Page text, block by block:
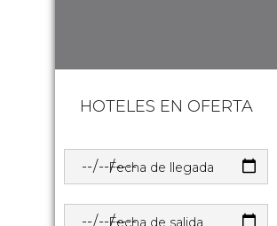
HOTELES EN OFERTA
Fecha de llegada
Fecha de salida